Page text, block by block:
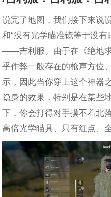
说完了地图，我们接下来说
和“没有光学瞄准镜等于没有
——吉利服。由于在《绝地
乎作弊一般存在的枪声方位
示，因此当你穿上这个神器
隐身的效果，特别是在某些
下，你会打得对手摸不着北
高倍光学瞄具、只有红点、